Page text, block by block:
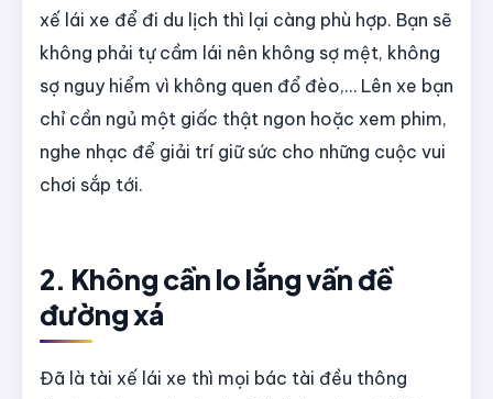
xế lái xe để đi du lịch thì lại càng phù hợp. Bạn sẽ
không phải tự cầm lái nên không sợ mệt, không
sợ nguy hiểm vì không quen đổ đèo,… Lên xe bạn
chỉ cần ngủ một giấc thật ngon hoặc xem phim,
nghe nhạc để giải trí giữ sức cho những cuộc vui
chơi sắp tới.
2. Không cần lo lắng vấn đề
đường xá
Đã là tài xế lái xe thì mọi bác tài đều thông